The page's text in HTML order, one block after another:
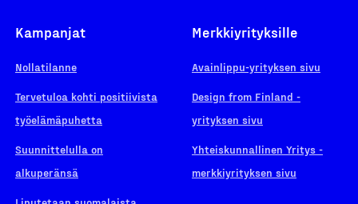
Kampanjat
Nollatilanne
Tervetuloa kohti positiivista
työelämäpuhetta
Suunnittelulla on
alkuperänsä
Merkkiyrityksille
Avainlippu-yrityksen sivu
Design from Finland -
yrityksen sivu
Yhteiskunnallinen Yritys -
merkkiyrityksen sivu